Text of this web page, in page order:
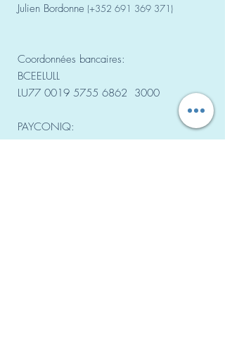
Julien Bordonne (+352 691 369 371)
Coordonnées bancaires:
BCEELULL
LU77 0019 5755 6862 3000
PAYCONIQ:
+352 691 89 81 89